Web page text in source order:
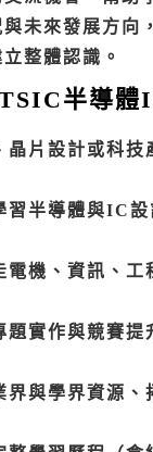
未來發展方向
整體認識。
半導體
晶片設計或科技
習半導體與IC設
電機、資訊、工
題實作與競賽提
界與學界資源、